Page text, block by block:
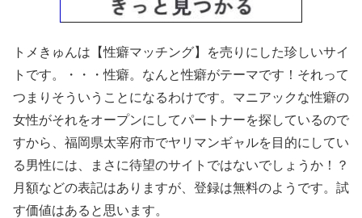
トメきゅんは【性癖マッチング】を売りにした珍しいサイ
トです。・・・性癖。なんと性癖がテーマです！それって
つまりそういうことになるわけです。マニアックな性癖の
女性がそれをオープンにしてパートナーを探しているので
すから、福岡県太宰府市でヤリマンギャルを目的にしてい
る男性には、まさに待望のサイトではないでしょうか！？
月額などの表記はありますが、登録は無料のようです。試
す価値はあると思います。